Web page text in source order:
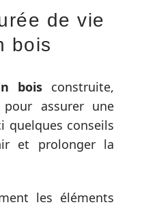
de vie
bois
bois construite,
pour assurer une
quelques conseils
et prolonger la
les éléments